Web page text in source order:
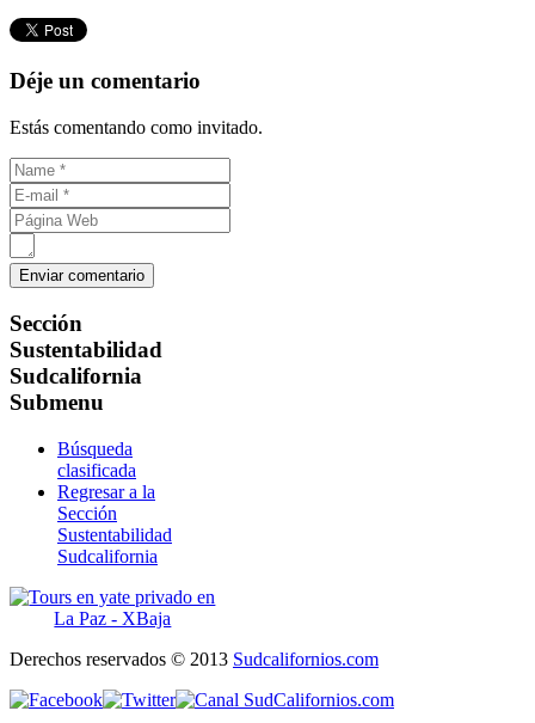
Déje un comentario
Estás comentando como invitado.
Sección
Sustentabilidad
Sudcalifornia
Submenu
Búsqueda
clasificada
Regresar a la
Sección
Sustentabilidad
Sudcalifornia
Derechos reservados © 2013 Sudcalifornios.com